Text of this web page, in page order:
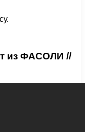
из ФАСОЛИ //